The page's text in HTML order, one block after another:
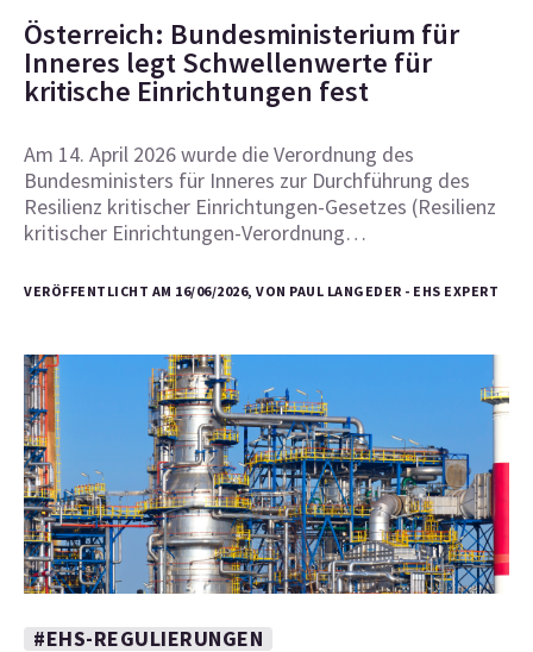
Österreich: Bundesministerium für
Inneres legt Schwellenwerte für
kritische Einrichtungen fest
Am 14. April 2026 wurde die Verordnung des
Bundesministers für Inneres zur Durchführung des
Resilienz kritischer Einrichtungen-Gesetzes (Resilienz
kritischer Einrichtungen-Verordnung…
VERÖFFENTLICHT AM 16/06/2026, VON PAUL LANGEDER - EHS EXPERT
#EHS-REGULIERUNGEN